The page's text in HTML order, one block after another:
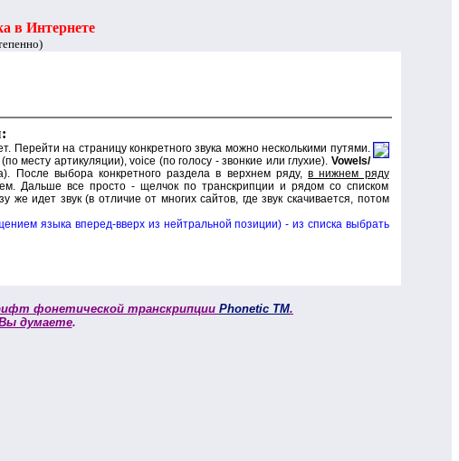
в Интернете
Перейти на страницу конкретного звука можно несколькими путями.
по месту артикуляции), voice (по голосу - звонкие или глухие). Vowels/
После выбора конкретного раздела в верхнем ряду,в нижнем ряду
Дальше все просто - щелчок по транскрипции и рядом со списком
же идет звук (в отличие от многих сайтов, где звук скачивается, потом
языка вперед-вверх из нейтральной позиции) - из списка выбрать
фонетической транскрипции Phonetic TM.
думаете.